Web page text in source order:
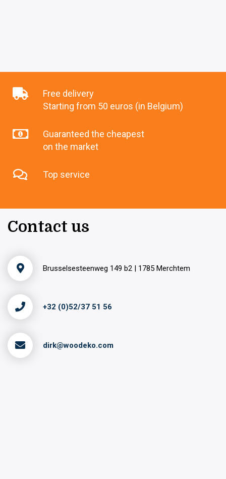
Free delivery
Starting from 50 euros (in Belgium)
Guaranteed the cheapest
on the market
Top service
Contact us
Brusselsesteenweg 149 b2 | 1785 Merchtem
+32 (0)52/37 51 56
dirk@woodeko.com